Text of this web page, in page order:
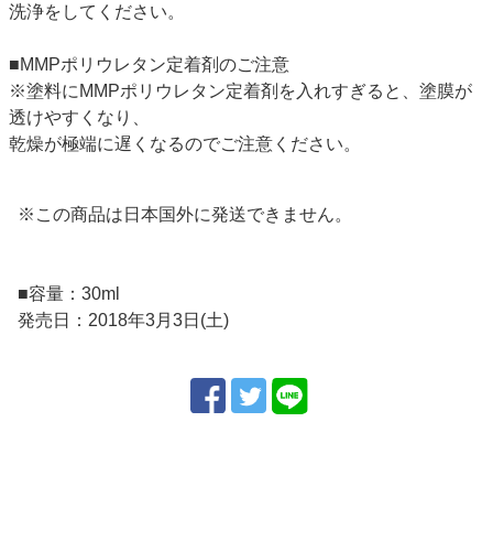
洗浄をしてください。
■MMPポリウレタン定着剤のご注意
※塗料にMMPポリウレタン定着剤を入れすぎると、塗膜が
透けやすくなり、
乾燥が極端に遅くなるのでご注意ください。
※この商品は日本国外に発送できません。
■容量：30ml
発売日：2018年3月3日(土)